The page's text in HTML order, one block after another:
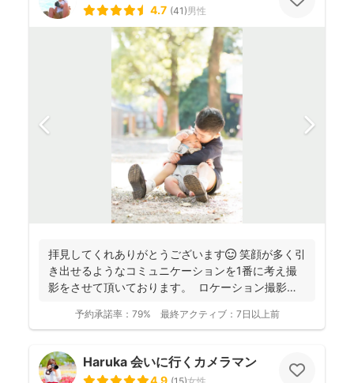
4.7 (41)男性
拝見してくれありがとうございます😊 笑顔が多く引
き出せるようなコミュニケーションを1番に考え撮
影をさせて頂いております。 ロケーション撮影も
予約承諾率： 79% 最終アクティブ： 7日以上前
Haruka 会いに行くカメラマン
4.9